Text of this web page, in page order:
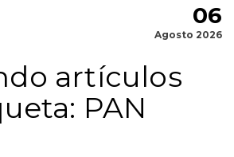
06
Agosto 2026
artículos
PAN